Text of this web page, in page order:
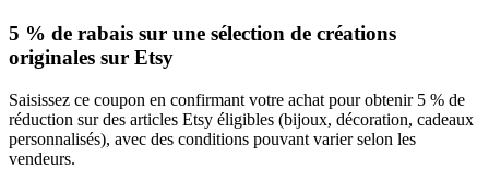
5 % de rabais sur une sélection de créations
originales sur Etsy
Saisissez ce coupon en confirmant votre achat pour obtenir 5 % de
réduction sur des articles Etsy éligibles (bijoux, décoration, cadeaux
personnalisés), avec des conditions pouvant varier selon les
vendeurs.